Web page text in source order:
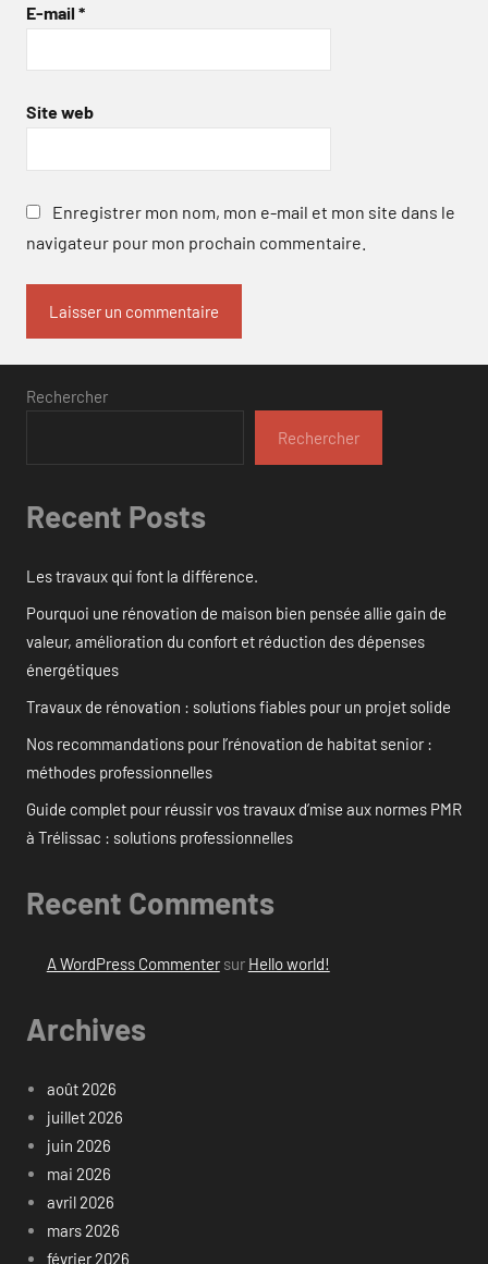
E-mail *
Site web
Enregistrer mon nom, mon e-mail et mon site dans le
navigateur pour mon prochain commentaire.
Rechercher
Rechercher
Recent Posts
Les travaux qui font la différence.
Pourquoi une rénovation de maison bien pensée allie gain de
valeur, amélioration du confort et réduction des dépenses
énergétiques
Travaux de rénovation : solutions fiables pour un projet solide
Nos recommandations pour l’rénovation de habitat senior :
méthodes professionnelles
Guide complet pour réussir vos travaux d’mise aux normes PMR
à Trélissac : solutions professionnelles
Recent Comments
A WordPress Commentersur Hello world!
Archives
août 2026
juillet 2026
juin 2026
mai 2026
avril 2026
mars 2026
février 2026